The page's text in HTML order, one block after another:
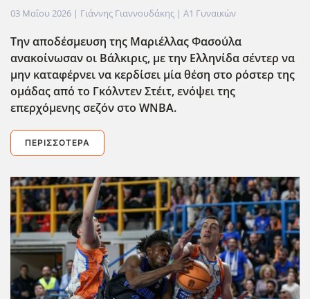
03 Μαΐου 2026 | Γιάννης Γιαννουδάκης | Α1 Γυναικών
Την αποδέσμευση της Μαριέλλας Φασούλα
ανακοίνωσαν οι Βάλκιρις, με την Ελληνίδα σέντερ να
μην καταφέρνει να κερδίσει μία θέση στο ρόστερ της
ομάδας από το Γκόλντεν Στέιτ, ενόψει της
επερχόμενης σεζόν στο WNBA.
ΠΕΡΙΣΣΌΤΕΡΑ